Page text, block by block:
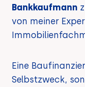
Bankkaufmann
von meiner
Eine
Selbstzweck,